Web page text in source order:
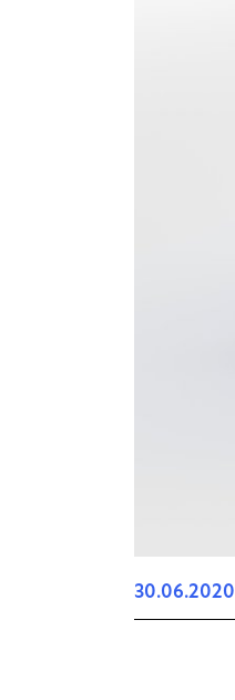
30.06.2020